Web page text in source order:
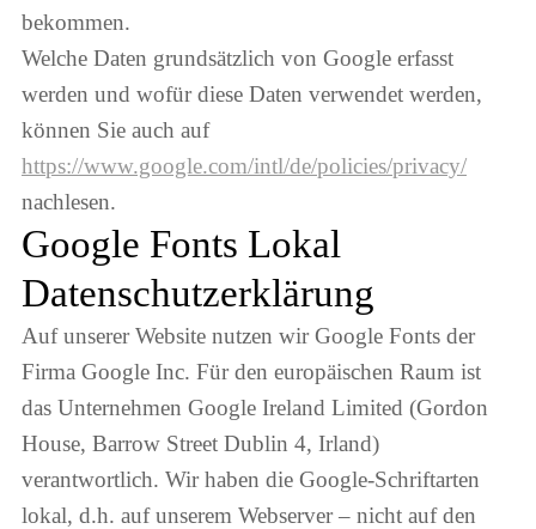
bekommen.
Welche Daten grundsätzlich von Google erfasst
werden und wofür diese Daten verwendet werden,
können Sie auch auf
https://www.google.com/intl/de/policies/privacy/
nachlesen.
Google Fonts Lokal
Datenschutzerklärung
Auf unserer Website nutzen wir Google Fonts der
Firma Google Inc. Für den europäischen Raum ist
das Unternehmen Google Ireland Limited (Gordon
House, Barrow Street Dublin 4, Irland)
verantwortlich. Wir haben die Google-Schriftarten
lokal, d.h. auf unserem Webserver – nicht auf den